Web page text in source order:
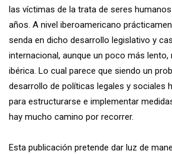
las víctimas de la trata de seres
años. A nivel iberoamericano
senda en dicho desarrollo legislativo y
internacional, aunque un poco más lento,
ibérica. Lo cual parece que siendo un
desarrollo de políticas legales y sociales
para estructurarse e implementar
hay mucho camino por recorrer.
Esta publicación pretende dar luz de